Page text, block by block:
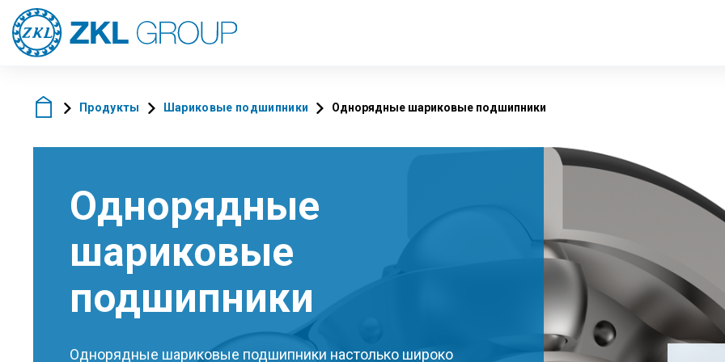
Продукты Шариковые подшипники Однорядные шариковые подшипники
Однорядные
шариковые
подшипники
Однорядные шариковые подшипники настолько широко